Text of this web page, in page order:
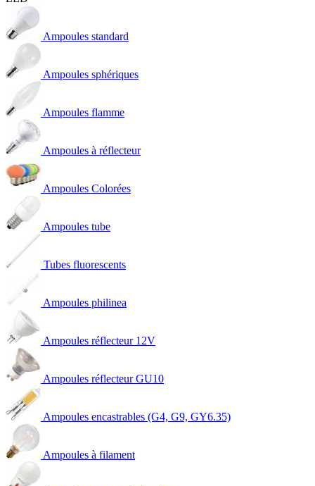
Ampoules standard
Ampoules sphériques
Ampoules flamme
Ampoules à réflecteur
Ampoules Colorées
Ampoules tube
Tubes fluorescents
Ampoules philinea
Ampoules réflecteur 12V
Ampoules réflecteur GU10
Ampoules encastrables (G4, G9, GY6.35)
Ampoules à filament